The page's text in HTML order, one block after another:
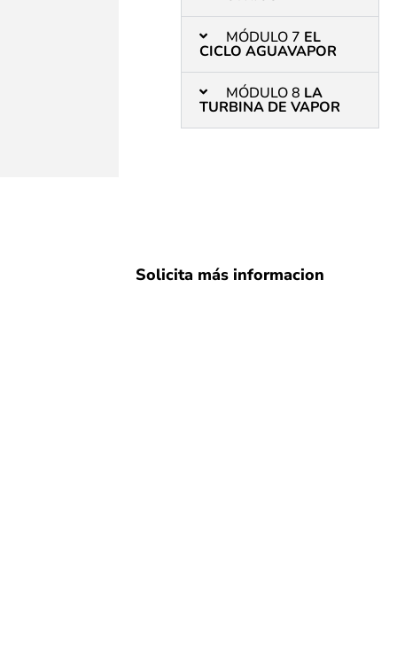
MÓDULO 7 EL
CICLO AGUAVAPOR
MÓDULO 8 LA
TURBINA DE VAPOR
Solicita más informacion